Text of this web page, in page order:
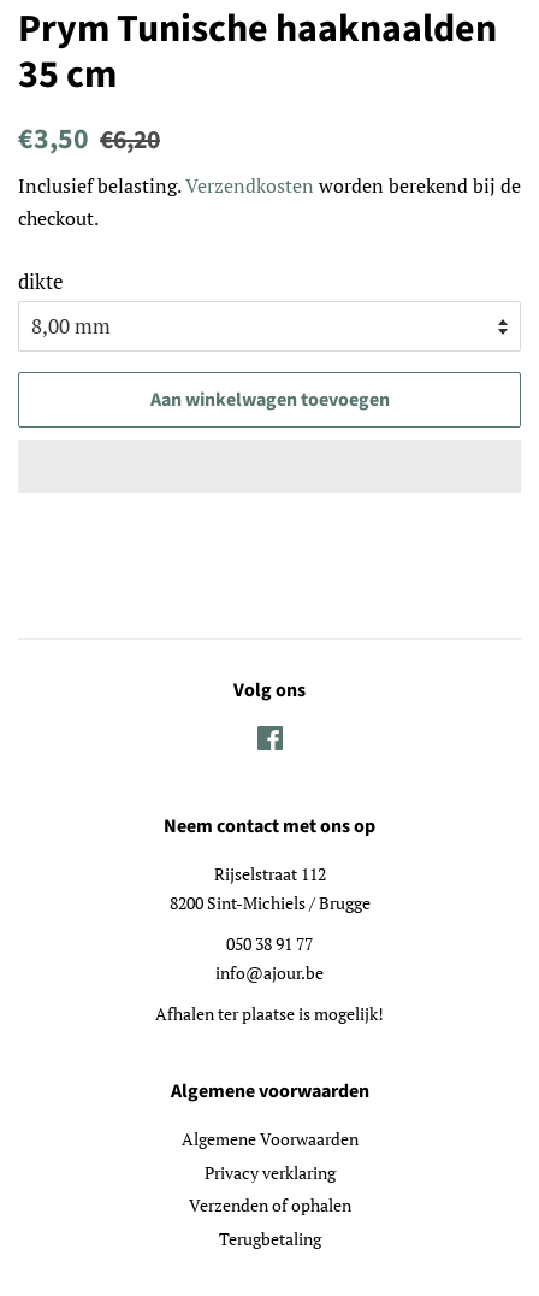
Prym Tunische haaknaalden
35 cm
Normale
€3,50 Aanbiedingsprijs
€6,20
Inclusief belasting.Verzendkosten worden berekend bij de
checkout.
dikte
Aan winkelwagen toevoegen
Volg ons
Neem contact met ons op
Rijselstraat 112
8200 Sint-Michiels / Brugge
050 38 91 77
info@ajour.be
Afhalen ter plaatse is mogelijk!
Algemene voorwaarden
Algemene Voorwaarden
Privacy verklaring
Verzenden of ophalen
Terugbetaling